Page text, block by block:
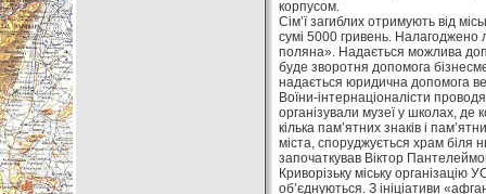
корпусом.
Сім’ї загиблих отримують від
сумі 5000 гривень. Налагоджено
поляна». Надається можлива
буде зворотня допомога
надається юридична допомога
Воїни-інтернаціоналісти
організували музеї у школах, де
кілька пам’ятних знаків і
міста, споруджується храм біля
започаткував Віктор
Криворізьку міську
об’єднуються. З ініціативи